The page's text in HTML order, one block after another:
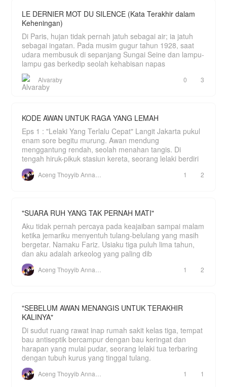
di siang hari.
kekuasaannya untuk membalas setiap tetes air
mata Arumi dan mengangkat derajat istrinya
hingga para penindasnya berlutut memohon
ampun.
Bagaimana kelanjutannya???
LE DERNIER MOT DU SILENCE (Kata Terakhir dalam
Keheningan)
Di Paris, hujan tidak pernah jatuh sebagai air; ia jatuh
sebagai ingatan. Pada musim gugur tahun 1928, saat
udara membusuk di sepanjang Sungai Seine dan lampu-
lampu gas berkedip seolah kehabisan napas
Alvaraby 0 3
KODE AWAN UNTUK RAGA YANG LEMAH
Eps 1 : "Lelaki Yang Terlalu Cepat" Langit Jakarta pukul
enam sore begitu murung. Awan mendung
menggantung rendah, seolah menahan tangis. Di
tengah hiruk-pikuk stasiun kereta, seorang lelaki berdiri
1 2
"SUARA RUH YANG TAK PERNAH MATI"
Aku tidak pernah percaya pada keajaiban sampai malam
ketika jemariku menyentuh tulang-belulang yang masih
bergetar. Namaku Fariz. Usiaku tiga puluh lima tahun,
dan aku adalah arkeolog yang paling dib
1 2
"SEBELUM AWAN MENANGIS UNTUK TERAKHIR
KALINYA"
Di sudut ruang rawat inap rumah sakit kelas tiga, tempat
bau antiseptik bercampur dengan bau keringat dan
harapan yang mulai pudar, seorang lelaki tua terbaring
dengan tubuh kurus yang tinggal tulang.
1 1